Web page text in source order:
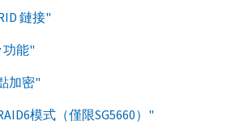
鏈接"
功能"
加密"
模式（僅限SG5660）"